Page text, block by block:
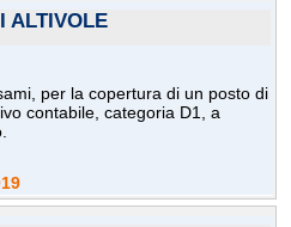
ALTIVOLE
per la copertura di un posto di
contabile, categoria D1, a